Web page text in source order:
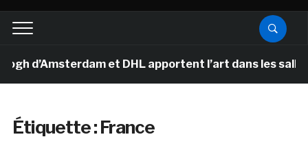
d’Amsterdam et DHL apportent l’art dans les salles
Étiquette :France